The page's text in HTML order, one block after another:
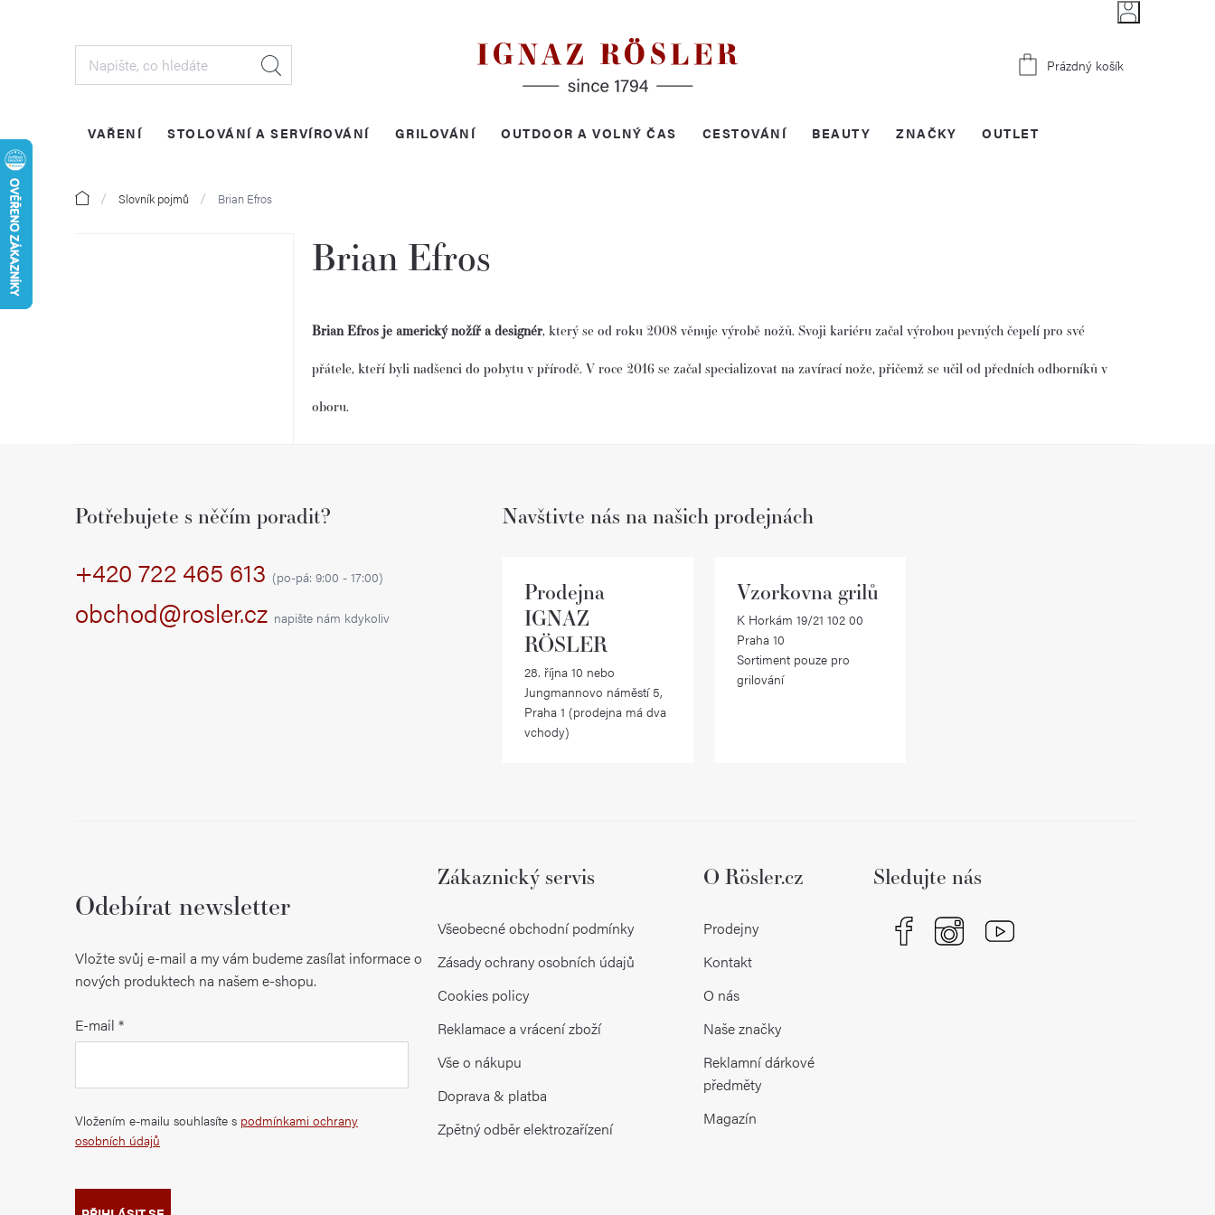
Nákupní
Prázdný košík
VAŘENÍ STOLOVÁNÍ A SERVÍROVÁNÍ GRILOVÁNÍ OUTDOOR A VOLNÝ ČAS CESTOVÁNÍ BEAUTY OUTLET
ZNAČKY
DomůSlovník pojmů Brian Efros
n
í
p
Brian Efros
Brian Efros je americký nožíř a designér, který se od roku 2008 věnuje výrobě nožů. Svoji kariéru začal výrobou pevných čepelí pro své
přátele, kteří byli nadšenci do pobytu v přírodě. V roce 2016 se začal specializovat na zavírací nože, přičemž se učil od předních odborníků v
oboru.
Potřebujete s něčím poradit?
+420 722 465 613 (po-pá: 9:00 - 17:00)
obchod@rosler.cz napište nám kdykoliv
Navštivte nás na našich prodejnách
Prodejna
IGNAZ
RÖSLER
28. října 10 nebo
Jungmannovo náměstí 5,
Praha 1 (prodejna má dva
vchody)
Vzorkovna grilů
K Horkám 19/21 102 00
Praha 10
Sortiment pouze pro
grilování
Odebírat newsletter
Vložte svůj e-mail a my vám budeme zasílat informace o
nových produktech na našem e-shopu.
E-mail
Vložením e-mailu souhlasíte s podmínkami ochrany
osobních údajů
Zákaznický servis
Všeobecné obchodní podmínky
Zásady ochrany osobních údajů
Cookies policy
Reklamace a vrácení zboží
Vše o nákupu
Doprava & platba
Zpětný odběr elektrozařízení
O Rösler.cz
Prodejny
Kontakt
O nás
Naše značky
Reklamní dárkové
předměty
Magazín
Sledujte nás